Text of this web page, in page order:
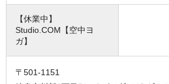
【休業中】
Studio.COM【空中ヨ
ガ】
〒501-1151